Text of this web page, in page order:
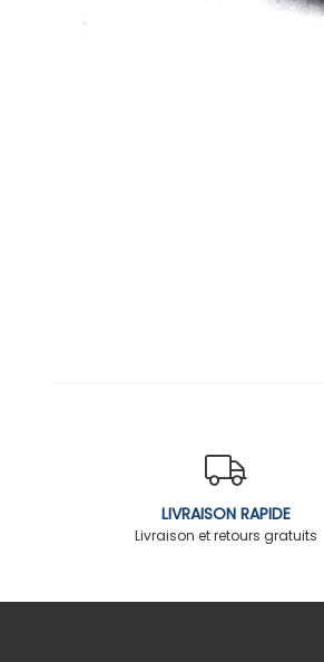
LIVRAISON RAPIDE
Livraison et retours gratuits